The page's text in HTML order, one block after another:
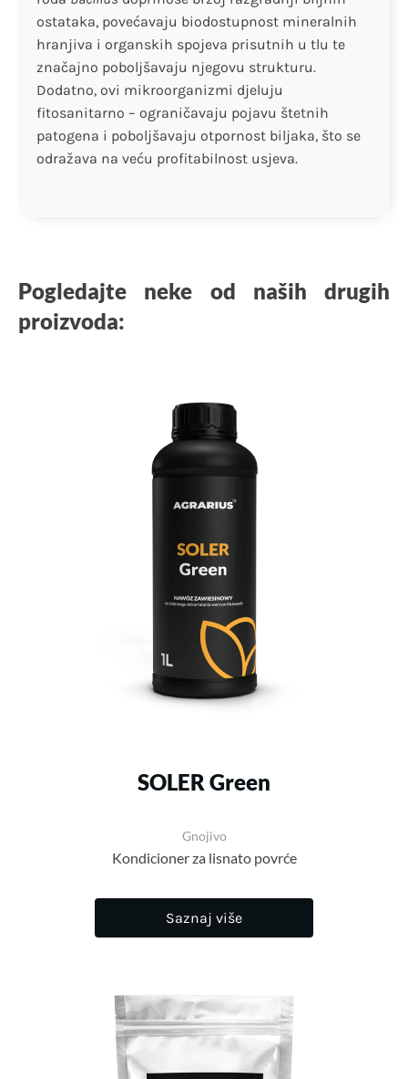
ostataka, povećavaju biodostupnost mineralnih
hranjiva i organskih spojeva prisutnih u tlu te
značajno poboljšavaju njegovu strukturu.
Dodatno, ovi mikroorganizmi djeluju
fitosanitarno – ograničavaju pojavu štetnih
patogena i poboljšavaju otpornost biljaka, što se
odražava na veću profitabilnost usjeva.
Pogledajte neke od naših drugih
proizvoda:
SOLER Green
Gnojivo
Kondicioner za lisnato povrće
Saznaj više